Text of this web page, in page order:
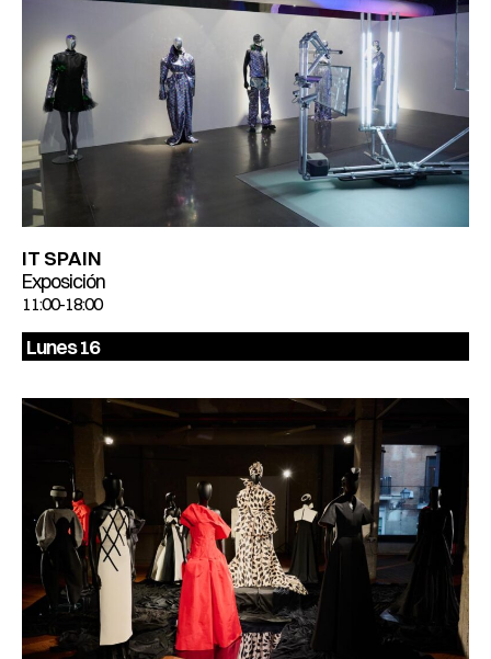
IT SPAIN
Exposición
11:00-18:00
Lunes 16